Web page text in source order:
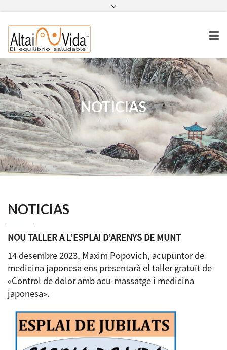
NOTICIAS
NOTICIAS
NOU TALLER A L’ESPLAI D’ARENYS DE MUNT
14 desembre 2023, Maxim Popovich, acupuntor de
medicina japonesa ens presentarà el taller gratuït de
«Control de dolor amb acu-massatge i medicina
japonesa».